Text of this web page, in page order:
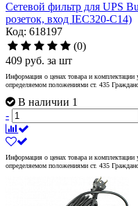
Сетевой фильтр для UPS
розеток, вход IEC320-C14)
Код: 618197
(0)
409 руб. за шт
Информация о ценах товара и комплектации
определяемом положениями ст. 435
В наличии 1
-
Информация о ценах товара и комплектации
определяемом положениями ст. 435